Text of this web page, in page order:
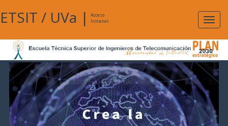
ETSIT / UVa |
Acceso
Intranet